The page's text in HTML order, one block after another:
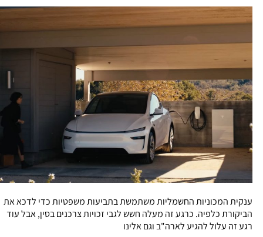
ענקית המכוניות החשמליות משתמשת בתביעות משפטיות כדי לדכא את
הביקורת כלפיה. כרגע זה מעלה חשש לגבי זכויות צרכנים בסין, אבל עוד
רגע זה עלול להגיע לארה"ב וגם אלינו